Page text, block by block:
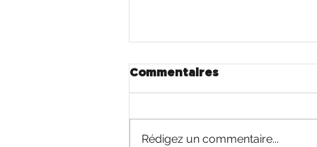
Commentaires
Rédigez un commentaire...